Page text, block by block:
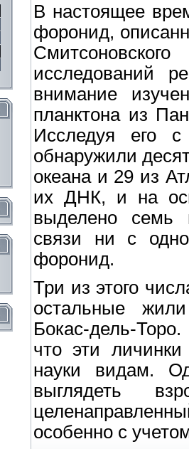
В настоящее
форонид,
исследований
внимание
планктона из
Исследуя его
обнаружили
океана и 29 из
их ДНК, и на
выделено семь
связи ни с
форонид.
Три из этого
остальные
Бокас-дель-
что эти
науки видам.
выглядеть
особенно с